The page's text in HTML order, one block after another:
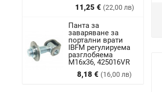
11,25 € (22,00 лв)
Цена
Панта за
заваряване за
портални врати
IBFM регулируема
разглобяема
М16х36, 425016VR
8,18 € (16,00 лв)
Цена